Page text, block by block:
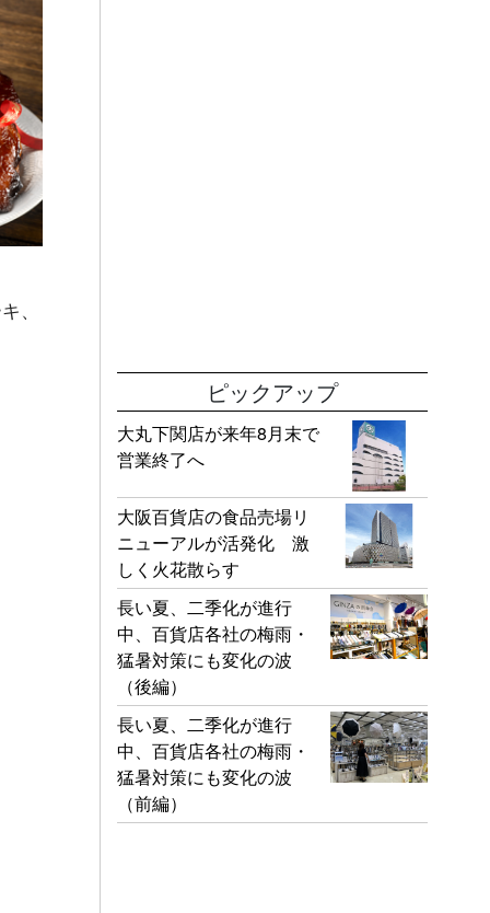
、
ピックアップ
大丸下関店が来年8月末で
営業終了へ
大阪百貨店の食品売場リ
ニューアルが活発化 激
しく火花散らす
長い夏、二季化が進行
中、百貨店各社の梅雨・
猛暑対策にも変化の波
（後編）
長い夏、二季化が進行
中、百貨店各社の梅雨・
猛暑対策にも変化の波
（前編）